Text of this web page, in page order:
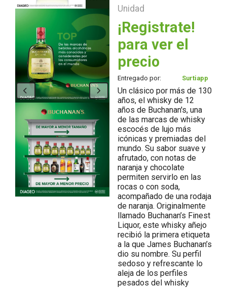
Unidad
¡Registrate!
para ver el
precio
Entregado por: Surtiapp
Un clásico por más de 130
años, el whisky de 12
años de Buchanan's, una
de las marcas de whisky
escocés de lujo más
icónicas y premiadas del
mundo. Su sabor suave y
afrutado, con notas de
naranja y chocolate
permiten servirlo en las
rocas o con soda,
acompañado de una rodaja
de naranja. Originalmente
llamado Buchanan’s Finest
Liquor, este whisky añejo
recibió la primera etiqueta
a la que James Buchanan’s
dio su nombre. Su perfil
sedoso y refrescante lo
aleja de los perfiles
pesados del whisky